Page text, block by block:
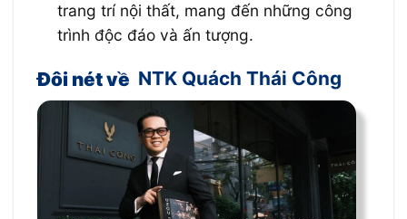
trang trí nội thất, mang đến những công
trình độc đáo và ấn tượng.
Đôi nét về NTK Quách Thái Công